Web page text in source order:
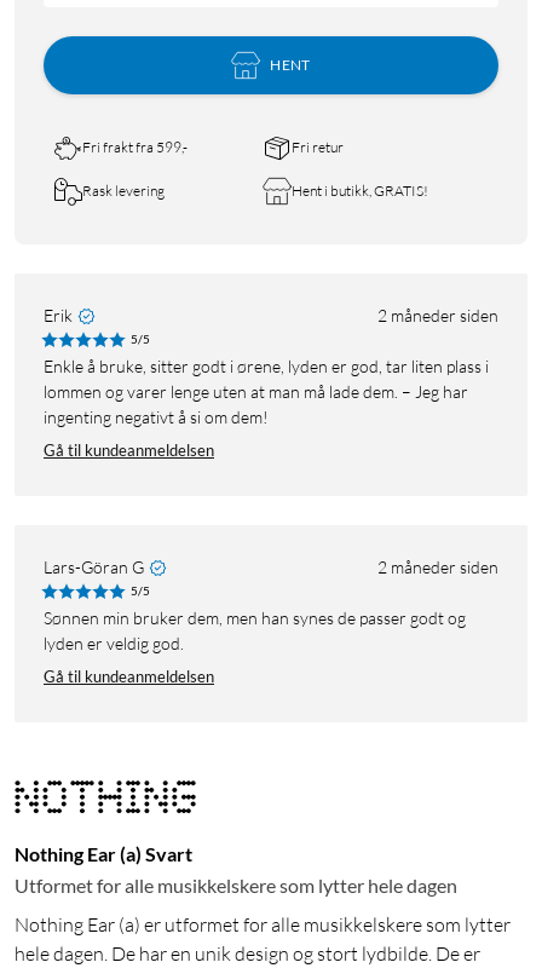
HENT
Fri frakt fra 599,- Fri retur
Rask levering Hent i butikk, GRATIS!
Erik 2 måneder siden
5/5
Enkle å bruke, sitter godt i ørene, lyden er god, tar liten plass i
lommen og varer lenge uten at man må lade dem. – Jeg har
ingenting negativt å si om dem!
Gå til kundeanmeldelsen
Lars-Göran G 2 måneder siden
5/5
Sønnen min bruker dem, men han synes de passer godt og
lyden er veldig god.
Gå til kundeanmeldelsen
Nothing Ear (a) Svart
Utformet for alle musikkelskere som lytter hele dagen
Nothing Ear (a) er utformet for alle musikkelskere som lytter
hele dagen. De har en unik design og stort lydbilde. De er